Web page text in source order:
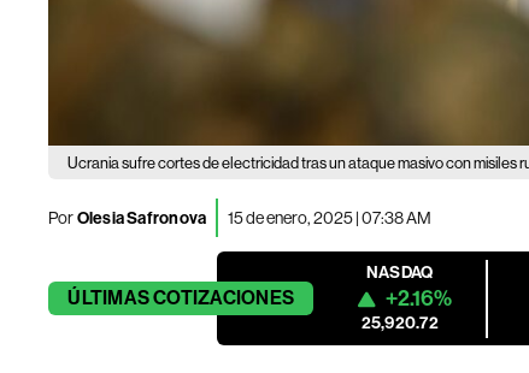
Ucrania sufre cortes de electricidad tras un ataque masivo con misiles
PorOlesia Safronova 15 de enero, 2025 | 07:38 AM
ÚLTIMASCOTIZACIONES
NASDAQ
+2.16%
25,920.72